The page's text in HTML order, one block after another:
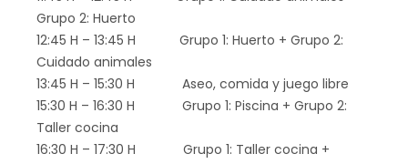
Grupo 2: Huerto
12:45 H – 13:45 H Grupo 1: Huerto + Grupo 2:
Cuidado animales
13:45 H – 15:30 H Aseo, comida y juego libre
15:30 H – 16:30 H Grupo 1: Piscina + Grupo 2:
Taller cocina
16:30 H – 17:30 H Grupo 1: Taller cocina +